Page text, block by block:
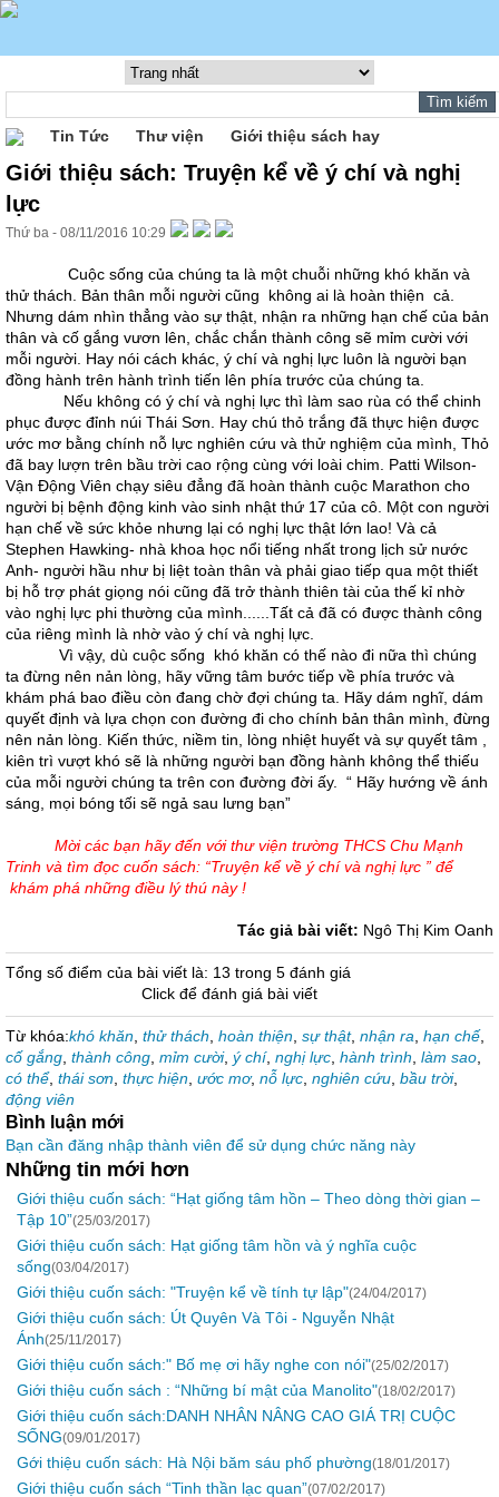
Tin Tức Thư viện Giới thiệu sách hay
Giới thiệu sách: Truyện kể về ý chí và nghị
lực
Thứ ba - 08/11/2016 10:29
Cuộc sống của chúng ta là một chuỗi những khó khăn và
thử thách. Bản thân mỗi người cũng không ai là hoàn thiện cả.
Nhưng dám nhìn thẳng vào sự thật, nhận ra những hạn chế của bản
thân và cố gắng vươn lên, chắc chắn thành công sẽ mỉm cười với
mỗi người. Hay nói cách khác, ý chí và nghị lực luôn là người bạn
đồng hành trên hành trình tiến lên phía trước của chúng ta.
Nếu không có ý chí và nghị lực thì làm sao rùa có thể chinh
phục được đỉnh núi Thái Sơn. Hay chú thỏ trắng đã thực hiện được
ước mơ bằng chính nỗ lực nghiên cứu và thử nghiệm của mình, Thỏ
đã bay lượn trên bầu trời cao rộng cùng với loài chim. Patti Wilson-
Vận Động Viên chạy siêu đẳng đã hoàn thành cuộc Marathon cho
người bị bệnh động kinh vào sinh nhật thứ 17 của cô. Một con người
hạn chế về sức khỏe nhưng lại có nghị lực thật lớn lao! Và cả
Stephen Hawking- nhà khoa học nổi tiếng nhất trong lịch sử nước
Anh- người hầu như bị liệt toàn thân và phải giao tiếp qua một thiết
bị hỗ trợ phát giọng nói cũng đã trở thành thiên tài của thế kỉ nhờ
vào nghị lực phi thường của mình......Tất cả đã có được thành công
của riêng mình là nhờ vào ý chí và nghị lực.
Vì vậy, dù cuộc sống khó khăn có thế nào đi nữa thì chúng
ta đừng nên nản lòng, hãy vững tâm bước tiếp về phía trước và
khám phá bao điều còn đang chờ đợi chúng ta. Hãy dám nghĩ, dám
quyết định và lựa chọn con đường đi cho chính bản thân mình, đừng
nên nản lòng. Kiến thức, niềm tin, lòng nhiệt huyết và sự quyết tâm ,
kiên trì vượt khó sẽ là những người bạn đồng hành không thể thiếu
của mỗi người chúng ta trên con đường đời ấy. “ Hãy hướng về ánh
sáng, mọi bóng tối sẽ ngả sau lưng bạn”
Mời các bạn hãy đến với thư viện trường THCS Chu Mạnh
Trinh và tìm đọc cuốn sách: “Truyện kể về ý chí và nghị lực ” để
khám phá những điều lý thú này !
Tác giả bài viết: Ngô Thị Kim Oanh
Tổng số điểm của bài viết là: 13 trong 5 đánh giá
Click để đánh giá bài viết
Từ khóa:khó khăn thử thách hoàn thiện sự thật, nhận ra hạn chế,
cố gắng thành công mỉm cười, ý chí, nghị lực hành trình làm sao
có thể, thái sơn thực hiện ước mơ, nỗ lực nghiên cứu bầu trời,
động viên
Bình luận mới
Bạn cần đăng nhập thành viên để sử dụng chức năng này
Những tin mới hơn
Giới thiệu cuốn sách: “Hạt giống tâm hồn – Theo dòng thời gian –
Tập 10”(25/03/2017)
Giới thiệu cuốn sách: Hạt giống tâm hồn và ý nghĩa cuộc
sống(03/04/2017)
Giới thiệu cuốn sách: "Truyện kể về tính tự lập"(24/04/2017)
Giới thiệu cuốn sách: Út Quyên Và Tôi - Nguyễn Nhật
Ánh(25/11/2017)
Giới thiệu cuốn sách:" Bố mẹ ơi hãy nghe con nói"(25/02/2017)
Giới thiệu cuốn sách : “Những bí mật của Manolito"(18/02/2017)
Giới thiệu cuốn sách:DANH NHÂN NÂNG CAO GIÁ TRỊ CUỘC
SỐNG(09/01/2017)
Gới thiệu cuốn sách: Hà Nội băm sáu phố phường(18/01/2017)
Giới thiệu cuốn sách “Tinh thần lạc quan”(07/02/2017)